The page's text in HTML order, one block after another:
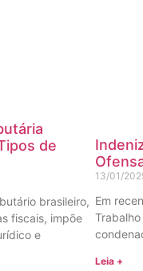
de
brasileiro,
fiscais, impõe
e
13/01/
Em
Leia +